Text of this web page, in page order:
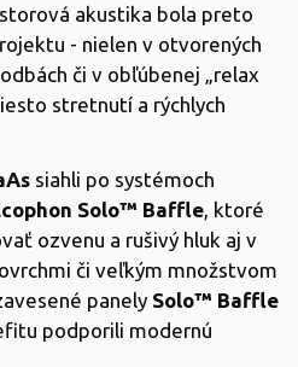
akustika bola preto
- nielen v otvorených
či v obľúbenej „relax
stretnutí a rýchlych
siahli po systémoch
Solo™ Baffle, ktoré
ozvenu a rušivý hluk aj v
či veľkým množstvom
panely Solo™ Baffle
podporili modernú